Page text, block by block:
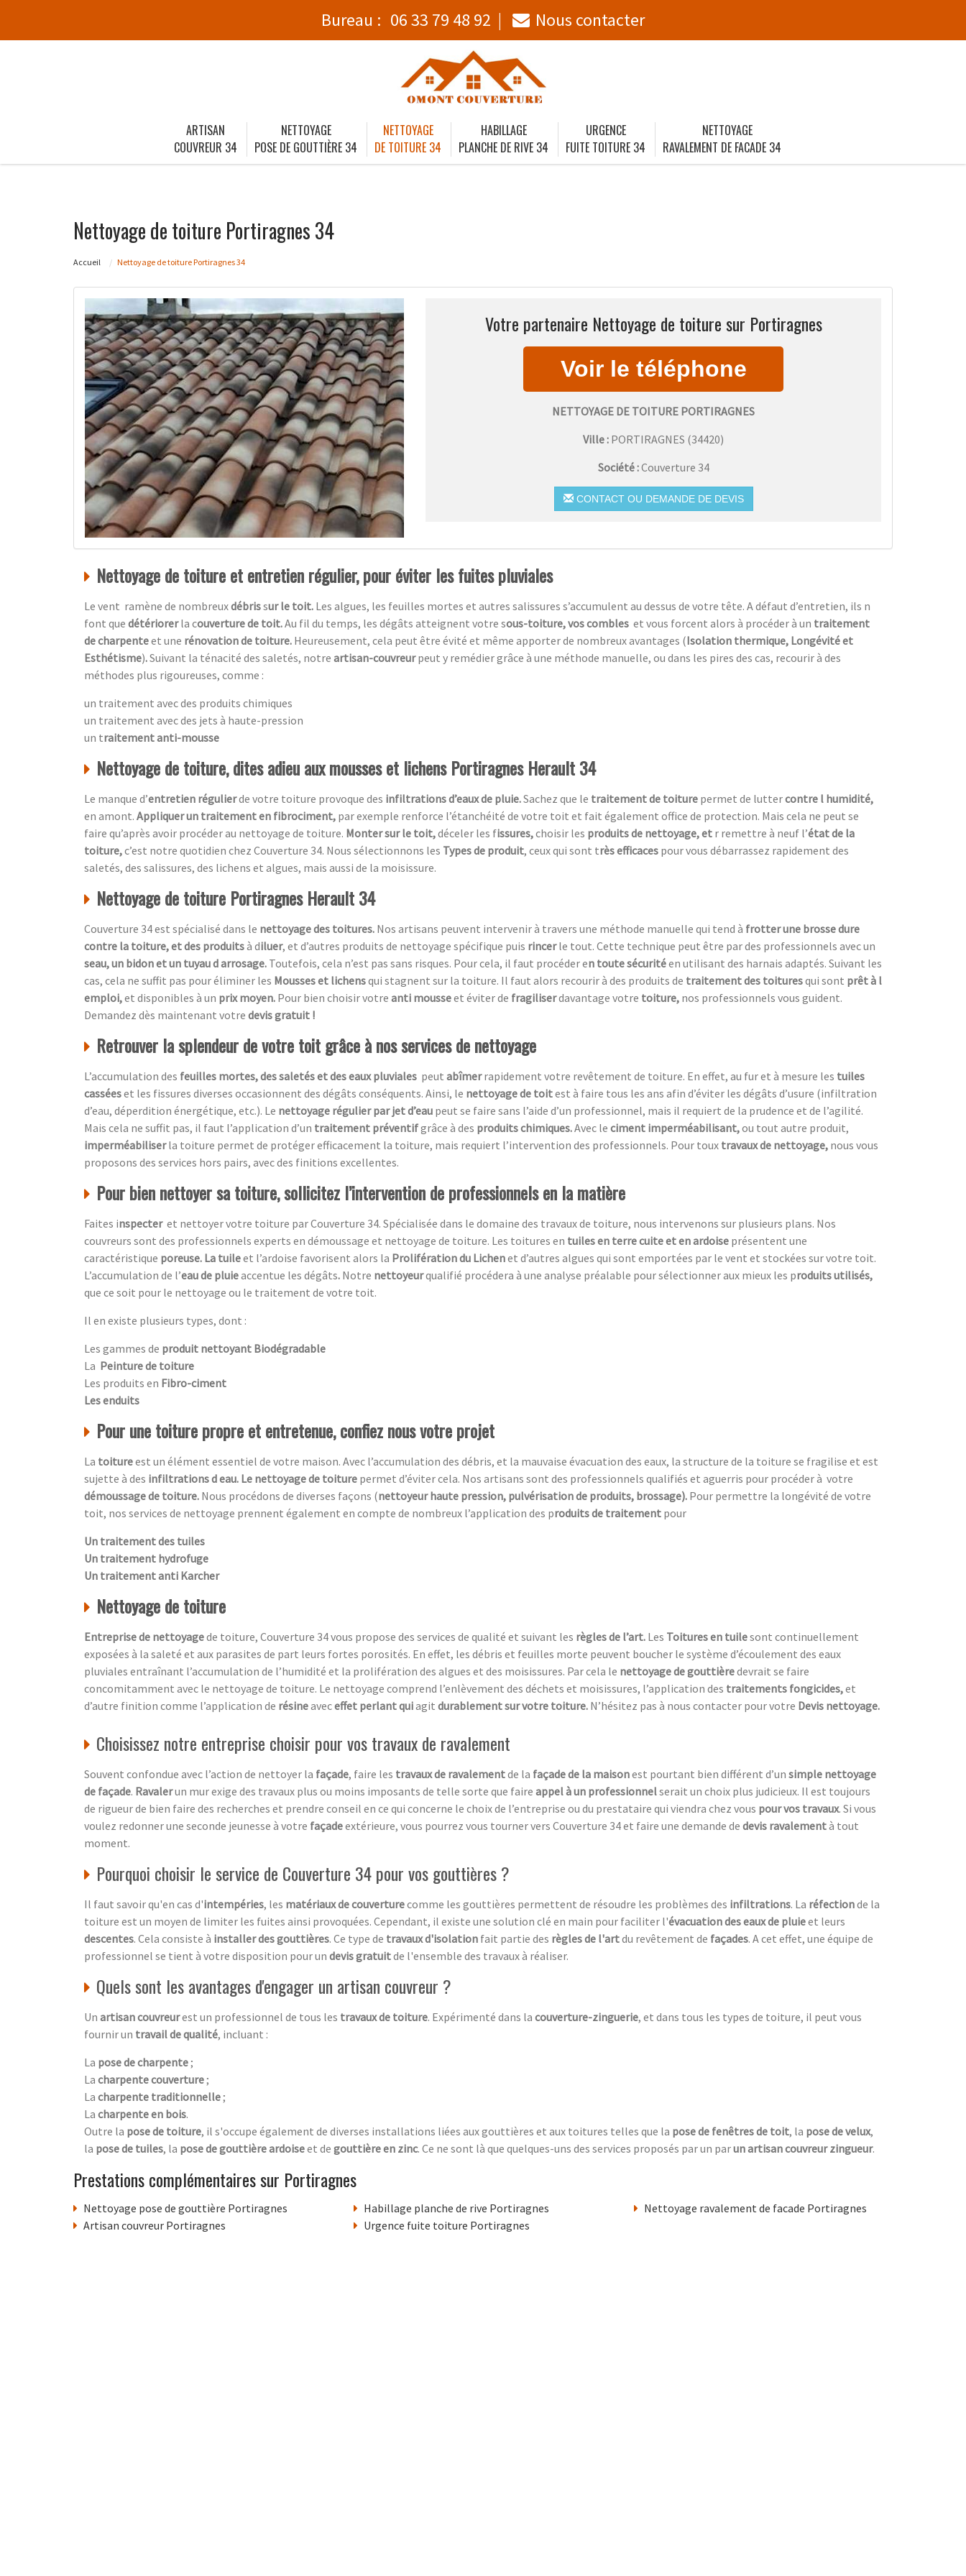
Bureau : 06 33 79 48 92 Nous contacter
ARTISAN
COUVREUR 34
NETTOYAGE
POSE DE GOUTTIÈRE 34
NETTOYAGE
DE TOITURE 34
HABILLAGE
PLANCHE DE RIVE 34
URGENCE
FUITE TOITURE 34
NETTOYAGE
RAVALEMENT DE FACADE 34
Nettoyage de toiture Portiragnes 34
Accueil Nettoyage de toiture Portiragnes 34
Votre partenaire Nettoyage de toiture sur Portiragnes
NETTOYAGE DE TOITURE PORTIRAGNES
Ville : PORTIRAGNES (34420)
Société :Couverture 34
CONTACT OU DEMANDE DE DEVIS
Nettoyage de toiture et entretien régulier, pour éviter les fuites pluviales
Le vent ramène de nombreuxdébrissur le toit. Les algues, les feuilles mortes et autres salissures s’accumulent au dessus de votre tête. A défaut d’entretien, ils n
font que détériorerla couverture de toit.Au fil du temps, les dégâts atteignent votre sous-toiture, vos combles et vous forcent alors à procéder à un traitement
de charpenteet une rénovation de toiture. Heureusement, cela peut être évité et même apporter de nombreux avantages (Isolation thermique, Longévité et
Esthétisme).Suivant la ténacité des saletés, notre artisan-couvreurpeut y remédier grâce à une méthode manuelle, ou dans les pires des cas, recourir à des
méthodes plus rigoureuses, comme :
un traitement avec des produits chimiques
un traitement avec des jets à haute-pression
un traitement anti-mousse
Nettoyage de toiture, dites adieu aux mousses et lichens Portiragnes Herault 34
Le manque d’entretien régulierde votre toiture provoque des infiltrations d’eaux de pluie.Sachez que le traitement de toiture permet de luttercontre l humidité,
en amont. Appliquer un traitement en fibrociment, par exemple renforce l’étanchéité de votre toit et fait également office de protection. Mais cela ne peut se
faire qu’après avoir procéder au nettoyage de toiture. Monter sur le toit,déceler les fissures,choisir les produits de nettoyage, et r remettre à neuf l’état de la
toiture,c’est notre quotidien chez Couverture 34. Nous sélectionnons les Types de produit, ceux qui sont très efficaces pour vous débarrassez rapidement des
saletés, des salissures, des lichens et algues, mais aussi de la moisissure.
Nettoyage de toiture Portiragnes Herault 34
Couverture 34 est spécialisé dans le nettoyage des toitures. Nos artisans peuvent intervenir à travers une méthode manuelle qui tend à frotter une brosse dure
contre la toiture, et des produitsà diluer, et d’autres produits de nettoyage spécifique puis rincerle tout. Cette technique peut être par des professionnels avec un
seau, un bidon et un tuyau d arrosage. Toutefois, cela n’est pas sans risques. Pour cela, il faut procéder en toute sécuritéen utilisant des harnais adaptés. Suivant les
cas, cela ne suffit pas pour éliminer les Mousses et lichensqui stagnent sur la toiture. Il faut alors recourir à des produits de traitement des toituresqui sont prêt à l
emploi,et disponibles à un prix moyen. Pour bien choisir votre anti mousseet éviter de fragiliserdavantage votre toiture, nos professionnels vous guident.
Demandez dès maintenant votre devis gratuit !
Retrouver la splendeur de votre toit grâce à nos services de nettoyage
L’accumulation des feuilles mortes, des saletés et des eaux pluviales peut abîmerrapidement votre revêtement de toiture. En effet, au fur et à mesure les tuiles
casséeset les fissures diverses occasionnent des dégâts conséquents. Ainsi, le nettoyage de toitest à faire tous les ans afin d’éviter les dégâts d’usure (infiltration
d’eau, déperdition énergétique, etc.). Le nettoyage régulier par jet d’eau peut se faire sans l’aide d’un professionnel, mais il requiert de la prudence et de l’agilité.
Mais cela ne suffit pas, il faut l’application d’un traitement préventifgrâce à des produits chimiques.Avec le ciment imperméabilisant,ou tout autre produit,
imperméabiliserla toiture permet de protéger efficacement la toiture, mais requiert l’intervention des professionnels. Pour toux travaux de nettoyage, nous vous
proposons des services hors pairs, avec des finitions excellentes.
Pour bien nettoyer sa toiture, sollicitez l’intervention de professionnels en la matière
Faites inspecter et nettoyer votre toiture parCouverture 34. Spécialisée dans le domaine des travaux de toiture, nous intervenons sur plusieurs plans. Nos
couvreurs sont des professionnels experts en démoussage et nettoyage de toiture. Les toitures en tuiles en terre cuite et en ardoise présentent une
caractéristique poreuse. La tuileet l’ardoise favorisent alors la Prolifération du Lichenet d’autres algues qui sont emportées par le vent et stockées sur votre toit.
L’accumulation de l’eau de pluieaccentue les dégâts. Notre nettoyeurqualifié procédera à une analyse préalable pour sélectionner aux mieux les produits utilisés,
que ce soit pour le nettoyage ou le traitement de votre toit.
Il en existe plusieurs types, dont :
Les gammes de produit nettoyant Biodégradable
La Peinture de toiture
Les produits en Fibro-ciment
Les enduits
Pour une toiture propre et entretenue, confiez nous votre projet
La toitureest un élément essentiel de votre maison. Avec l’accumulation des débris, et la mauvaise évacuation des eaux, la structure de la toiture se fragilise et est
sujette à des infiltrations d eau. Le nettoyage de toiture permet d’éviter cela. Nos artisans sont des professionnels qualifiés et aguerris pour procéder à votre
démoussage de toiture. Nous procédons de diverses façons (nettoyeur haute pression, pulvérisation de produits, brossage). Pour permettre la longévité de votre
toit, nos services de nettoyage prennent également en compte de nombreux l’application des produits de traitement pour
Un traitement des tuiles
Un traitement hydrofuge
Un traitement anti Karcher
Nettoyage de toiture
Entreprise de nettoyagede toiture, Couverture 34 vous propose des services de qualité et suivant les règles de l’art. Les Toitures en tuilesont continuellement
exposées à la saleté et aux parasites de part leurs fortes porosités. En effet, les débris et feuilles morte peuvent boucher le système d’écoulement des eaux
pluviales entraînant l’accumulation de l’humidité et la prolifération des algues et des moisissures. Par cela le nettoyage de gouttièredevrait se faire
concomitamment avec le nettoyage de toiture. Le nettoyage comprend l’enlèvement des déchets et moisissures, l’application des traitements fongicides,et
d’autre finition comme l’application de résineaveceffet perlant quiagit durablement sur votre toiture. N’hésitez pas à nous contacter pour votre Devis nettoyage.
Choisissez notre entreprise choisir pour vos travaux de ravalement
Souvent confondue avec l’action de nettoyer la façade, faire les travaux de ravalementde la façade de la maisonest pourtant bien différent d’un simple nettoyage
de façade. Ravalerun mur exige des travaux plus ou moins imposants de telle sorte que faire appel à un professionnelserait un choix plus judicieux. Il est toujours
de rigueur de bien faire des recherches et prendre conseil en ce qui concerne le choix de l’entreprise ou du prestataire qui viendra chez vous pour vos travaux. Si vous
voulez redonner une seconde jeunesse à votre façadeextérieure, vous pourrez vous tourner vers Couverture 34 et faire une demande de devis ravalementà tout
moment.
Pourquoi choisir le service de Couverture 34 pour vos gouttières ?
Il faut savoir qu'en cas d'intempéries, les matériaux de couverturecomme les gouttières permettent de résoudre les problèmes des infiltrations. La réfectionde la
toiture est un moyen de limiter les fuites ainsi provoquées. Cependant, il existe une solution clé en main pour faciliter l'évacuation des eaux de pluieet leurs
descentes. Cela consiste à installer des gouttières. Ce type de travaux d'isolation fait partie des règles de l'artdu revêtement de façades. A cet effet, une équipe de
professionnel se tient à votre disposition pour un devis gratuitde l'ensemble des travaux à réaliser.
Quels sont les avantages d'engager un artisan couvreur ?
Un artisan couvreurest un professionnel de tous les travaux de toiture. Expérimenté dans la couverture-zinguerie, et dans tous les types de toiture, il peut vous
fournir un travail de qualité, incluant :
La pose de charpente ;
La charpente couverture ;
La charpente traditionnelle ;
La charpente en bois.
Outre la pose de toiture, il s'occupe également de diverses installations liées aux gouttières et aux toitures telles que la pose de fenêtres de toit, la pose de velux,
la pose de tuiles, la pose de gouttière ardoiseet de gouttière en zinc. Ce ne sont là que quelques-uns des services proposés par un parun artisan couvreur zingueur.
Prestations complémentaires sur Portiragnes
Nettoyage pose de gouttière Portiragnes
Artisan couvreur Portiragnes
Habillage planche de rive Portiragnes
Urgence fuite toiture Portiragnes
Nettoyage ravalement de facade Portiragnes